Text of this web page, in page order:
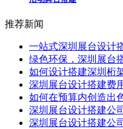
推荐新闻
一站式深圳展台设计
绿色环保，深圳展台
如何设计搭建深圳桁
深圳展台设计搭建费
如何在预算内创造出
深圳展台设计搭建公
深圳展台设计搭建公